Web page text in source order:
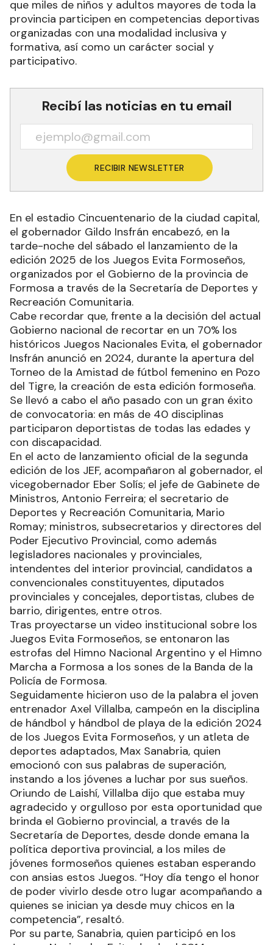
que miles de niños y adultos mayores de toda la
provincia participen en competencias deportivas
organizadas con una modalidad inclusiva y
formativa, así como un carácter social y
participativo.
Recibí las noticias en tu email
RECIBIR NEWSLETTER
En el estadio Cincuentenario de la ciudad capital,
el gobernador Gildo Insfrán encabezó, en la
tarde-noche del sábado el lanzamiento de la
edición 2025 de los Juegos Evita Formoseños,
organizados por el Gobierno de la provincia de
Formosa a través de la Secretaría de Deportes y
Recreación Comunitaria.
Cabe recordar que, frente a la decisión del actual
Gobierno nacional de recortar en un 70% los
históricos Juegos Nacionales Evita, el gobernador
Insfrán anunció en 2024, durante la apertura del
Torneo de la Amistad de fútbol femenino en Pozo
del Tigre, la creación de esta edición formoseña.
Se llevó a cabo el año pasado con un gran éxito
de convocatoria: en más de 40 disciplinas
participaron deportistas de todas las edades y
con discapacidad.
En el acto de lanzamiento oficial de la segunda
edición de los JEF, acompañaron al gobernador, el
vicegobernador Eber Solís; el jefe de Gabinete de
Ministros, Antonio Ferreira; el secretario de
Deportes y Recreación Comunitaria, Mario
Romay; ministros, subsecretarios y directores del
Poder Ejecutivo Provincial, como además
legisladores nacionales y provinciales,
intendentes del interior provincial, candidatos a
convencionales constituyentes, diputados
provinciales y concejales, deportistas, clubes de
barrio, dirigentes, entre otros.
Tras proyectarse un video institucional sobre los
Juegos Evita Formoseños, se entonaron las
estrofas del Himno Nacional Argentino y el Himno
Marcha a Formosa a los sones de la Banda de la
Policía de Formosa.
Seguidamente hicieron uso de la palabra el joven
entrenador Axel Villalba, campeón en la disciplina
de hándbol y hándbol de playa de la edición 2024
de los Juegos Evita Formoseños, y un atleta de
deportes adaptados, Max Sanabria, quien
emocionó con sus palabras de superación,
instando a los jóvenes a luchar por sus sueños.
Oriundo de Laishí, Villalba dijo que estaba muy
agradecido y orgulloso por esta oportunidad que
brinda el Gobierno provincial, a través de la
Secretaría de Deportes, desde donde emana la
política deportiva provincial, a los miles de
jóvenes formoseños quienes estaban esperando
con ansias estos Juegos. “Hoy día tengo el honor
de poder vivirlo desde otro lugar acompañando a
quienes se inician ya desde muy chicos en la
competencia”, resaltó.
Por su parte, Sanabria, quien participó en los